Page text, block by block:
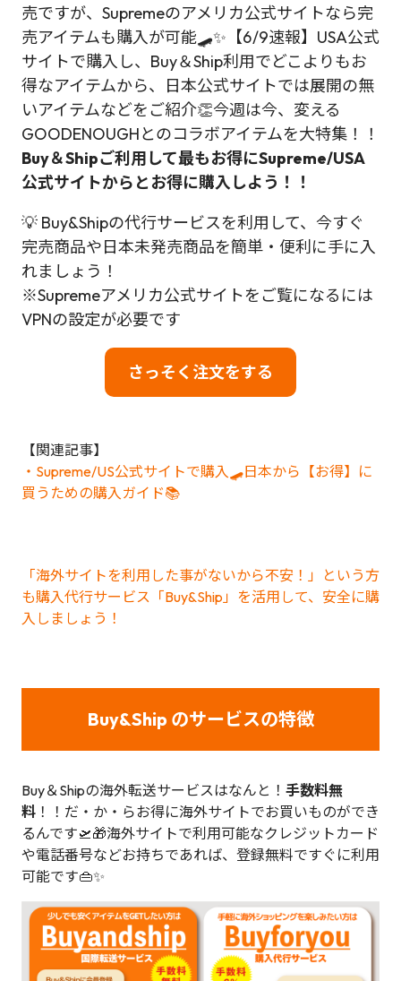
売ですが、Supremeのアメリカ公式サイトなら完
売アイテムも購入が可能🛹✨【6/9速報】USA公式
サイトで購入し、Buy＆Ship利用でどこよりもお
得なアイテムから、日本公式サイトでは展開の無
いアイテムなどをご紹介👏今週は今、変える
GOODENOUGHとのコラボアイテムを大特集！！
Buy＆Shipご利用して最もお得にSupreme/USA
公式サイトからとお得に購入しよう！！
💡 Buy&Shipの代行サービスを利用して、今すぐ
完売商品や日本未発売商品を簡単・便利に手に入
れましょう！
※Supremeアメリカ公式サイトをご覧になるには
VPNの設定が必要です
さっそく注文をする
【関連記事】
・Supreme/US公式サイトで購入🛹日本から【お得】に
買うための購入ガイド📚
「海外サイトを利用した事がないから不安！」という方
も購入代行サービス「Buy&Ship」を活用して、安全に購
入しましょう！
Buy&Ship のサービスの特徴
Buy＆Shipの海外転送サービスはなんと！ 手数料無
料 ！！だ・か・らお得に海外サイトでお買いものができ
るんです🛫🎁海外サイトで利用可能なクレジットカード
や電話番号などお持ちであれば、登録無料ですぐに利用
可能です👜✨